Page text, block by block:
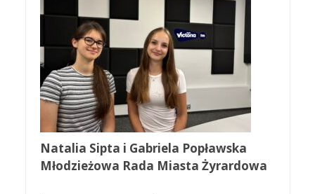
Natalia Sipta i Gabriela Popławska
Młodzieżowa Rada Miasta Żyrardowa